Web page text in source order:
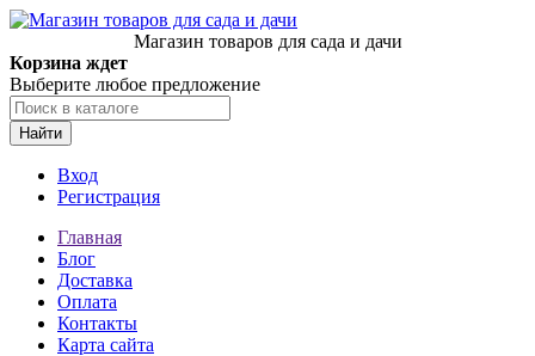
Магазин товаров для сада и дачи
Корзина ждет
Выберите любое предложение
Найти
Вход
Регистрация
Главная
Блог
Доставка
Оплата
Контакты
Карта сайта